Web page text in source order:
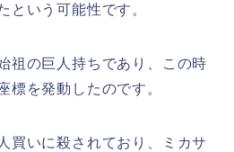
という可能性です。
祖の巨人持ちであり、この時
標を発動したのです。
買いに殺されており、ミカサ